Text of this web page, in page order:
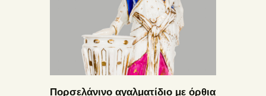
Πορσελάνινο αγαλματίδιο με όρθια